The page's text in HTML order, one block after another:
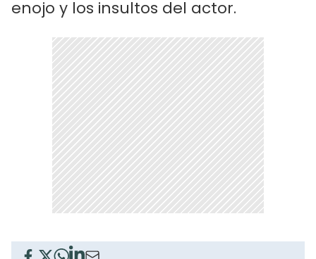
enojo y los insultos del actor.